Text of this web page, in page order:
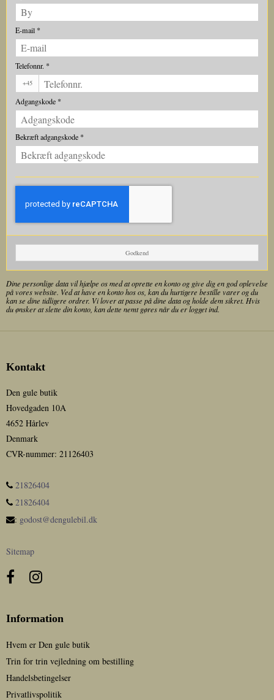
E-mail *
Telefonnr. *
+45
Adgangskode *
Bekræft adgangskode *
Godkend
Dine personlige data vil hjælpe os med at oprette en konto og give dig en god oplevelse
på vores website. Ved at have en konto hos os, kan du hurtigere bestille varer og du
kan se dine tidligere ordrer. Vi lover at passe på dine data og holde dem sikret. Hvis
du ønsker at slette din konto, kan dette nemt gøres når du er logget ind.
Kontakt
Den gule butik
Hovedgaden 10A
4652 Hårlev
Denmark
CVR-nummer: 21126403
21826404
21826404
: godost@dengulebil.dk
Sitemap
Information
Hvem er Den gule butik
Trin for trin vejledning om bestilling
Handelsbetingelser
Privatlivspolitik